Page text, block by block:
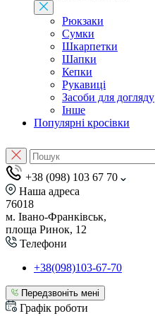
Рюкзаки
Сумки
Шкарпетки
Шапки
Кепки
Рукавиці
Засоби для догляду
Інше
Популярні кросівки
+38 (098) 103 67 70
Наша адреса
76018
м. Івано-Франківськ,
площа Ринок, 12
Телефони
+38(098)103-67-70
Передзвоніть мені
Графік роботи